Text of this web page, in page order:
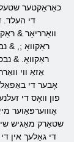
כאַראַקטער שטעלן
די העלד.
וואַרריאָר &
ראַקוואָ ;, &
ראַקוואָ. &
אַזאַ ווי
אָבער די
פון וואָס די
אָוווערפּאַוער
שטאַרק מאַגיש
די גאַלעך אין די